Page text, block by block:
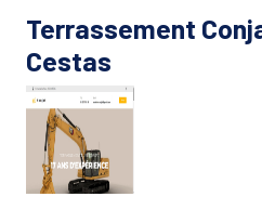
Terrassement
Cestas